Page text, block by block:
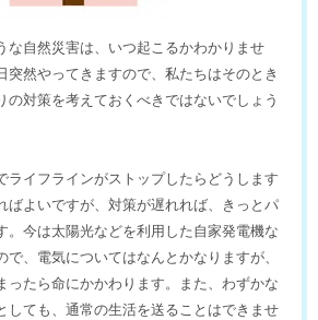
な自然災害は、いつ起こるかわかりませ
突然やってきますので、私たちはそのとき
の対策を考えておくべきではないでしょう
ライフラインがストップしたらどうします
ばよいですが、対策が遅れれば、きっとパ
。今は太陽光などを利用した自家発電機な
で、電気についてはなんとかなりますが、
ったら命にかかわります。また、わずかな
しても、通常の生活を送ることはできませ